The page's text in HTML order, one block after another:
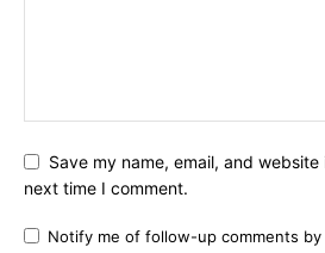
Save my name, email, and
next time I comment.
Notify me of follow-up comments by